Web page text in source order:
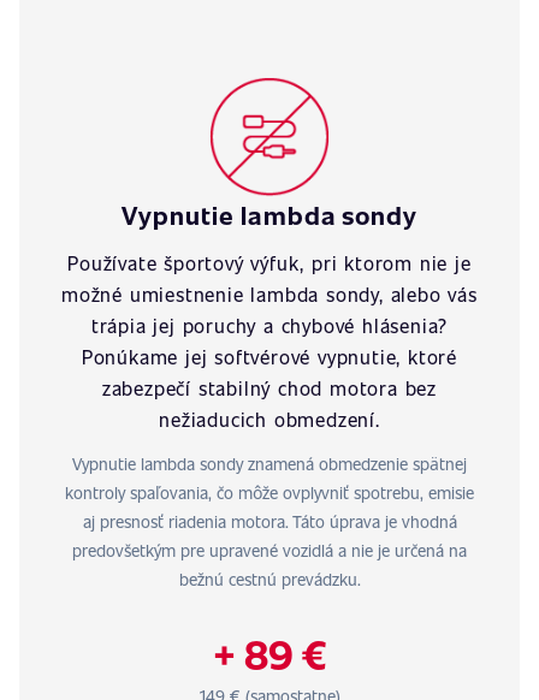
Vypnutie lambda sondy
Používate športový výfuk, pri ktorom nie je
možné umiestnenie lambda sondy, alebo vás
trápia jej poruchy a chybové hlásenia?
Ponúkame jej softvérové vypnutie, ktoré
zabezpečí stabilný chod motora bez
nežiaducich obmedzení.
Vypnutie lambda sondy znamená obmedzenie spätnej
kontroly spaľovania, čo môže ovplyvniť spotrebu, emisie
aj presnosť riadenia motora. Táto úprava je vhodná
predovšetkým pre upravené vozidlá a nie je určená na
bežnú cestnú prevádzku.
+ 89 €